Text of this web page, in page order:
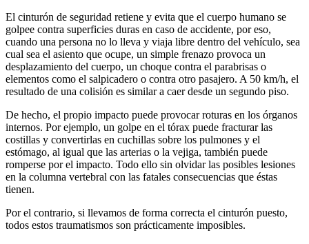
El cinturón de seguridad retiene y evita que el cuerpo humano se
golpee contra superficies duras en caso de accidente, por eso,
cuando una persona no lo lleva y viaja libre dentro del vehículo, sea
cual sea el asiento que ocupe, un simple frenazo provoca un
desplazamiento del cuerpo, un choque contra el parabrisas o
elementos como el salpicadero o contra otro pasajero. A 50 km/h, el
resultado de una colisión es similar a caer desde un segundo piso.
De hecho, el propio impacto puede provocar roturas en los órganos
internos. Por ejemplo, un golpe en el tórax puede fracturar las
costillas y convertirlas en cuchillas sobre los pulmones y el
estómago, al igual que las arterias o la vejiga, también puede
romperse por el impacto. Todo ello sin olvidar las posibles lesiones
en la columna vertebral con las fatales consecuencias que éstas
tienen.
Por el contrario, si llevamos de forma correcta el cinturón puesto,
todos estos traumatismos son prácticamente imposibles.